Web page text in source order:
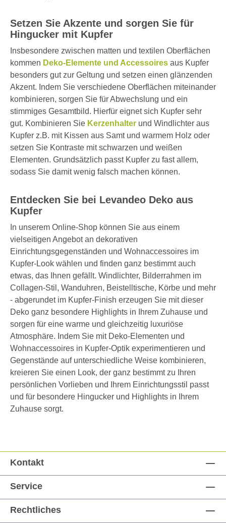
Setzen Sie Akzente und sorgen Sie für
Hingucker mit Kupfer
Insbesondere zwischen matten und textilen Oberflächen
kommen Deko-Elemente und Accessoires aus Kupfer
besonders gut zur Geltung und setzen einen glänzenden
Akzent. Indem Sie verschiedene Oberflächen miteinander
kombinieren, sorgen Sie für Abwechslung und ein
stimmiges Gesamtbild. Hierfür eignet sich Kupfer sehr
gut. Kombinieren Sie Kerzenhalter und Windlichter aus
Kupfer z.B. mit Kissen aus Samt und warmem Holz oder
setzen Sie Kontraste mit schwarzen und weißen
Elementen. Grundsätzlich passt Kupfer zu fast allem,
sodass Sie damit wenig falsch machen können.
Entdecken Sie bei Levandeo Deko aus
Kupfer
In unserem Online-Shop können Sie aus einem
vielseitigen Angebot an dekorativen
Einrichtungsgegenständen und Wohnaccessoires im
Kupfer-Look wählen und finden ganz bestimmt auch
etwas, das Ihnen gefällt. Windlichter, Bilderrahmen im
Collagen-Stil, Wanduhren, Beistelltische, Körbe und mehr
- abgerundet im Kupfer-Finish erzeugen Sie mit dieser
Deko ganz besondere Highlights in Ihrem Zuhause und
sorgen für eine warme und gleichzeitig luxuriöse
Atmosphäre. Indem Sie mit Deko-Elementen und
Wohnaccessoires in Kupfer-Optik experimentieren und
Gegenstände auf unterschiedliche Weise kombinieren,
kreieren Sie einen Look, der ganz bestimmt zu Ihren
persönlichen Vorlieben und Ihrem Einrichtungsstil passt
und für besondere Hingucker und Highlights in Ihrem
Zuhause sorgt.
Kontakt
Service
Rechtliches